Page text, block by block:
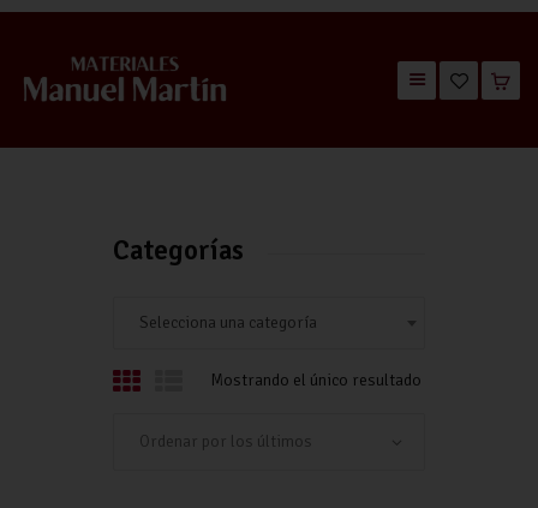
QUIÉNES SOMOS
Mostrando el único resultado
Categorías
Selecciona una categoría